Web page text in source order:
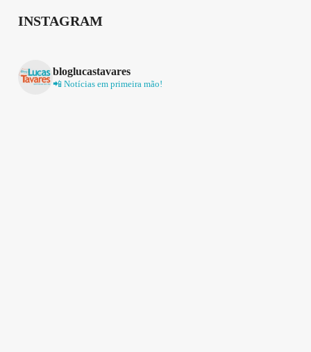
INSTAGRAM
bloglucastavares
📲 Notícias em primeira mão!